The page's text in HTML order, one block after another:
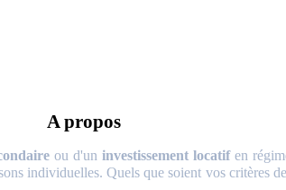
A propos
ou d'uninvestissement locatifen
individuelles. Quels que soient vos critères